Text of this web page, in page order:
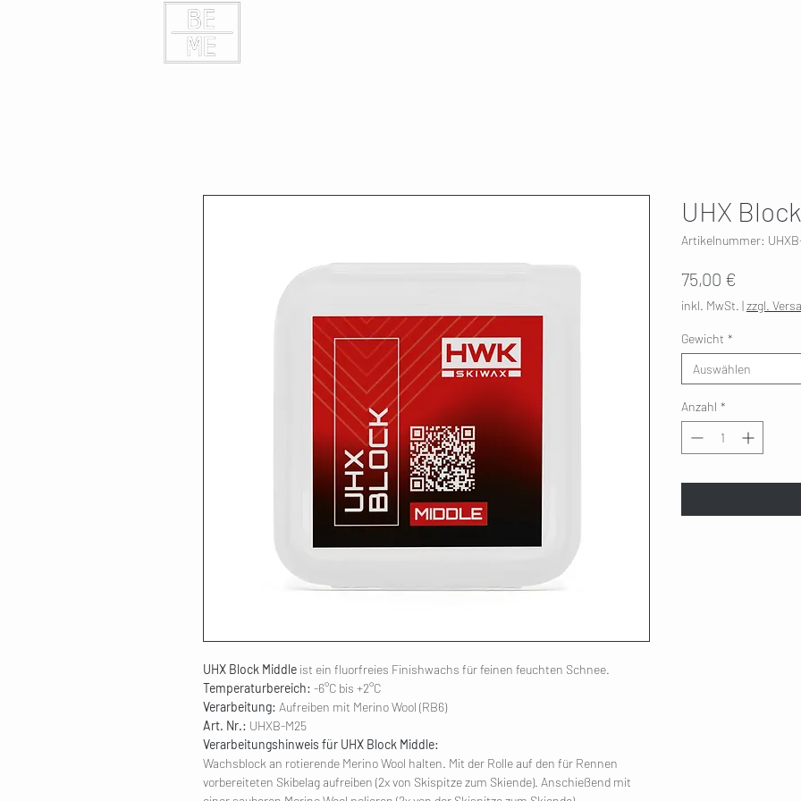
UHX Block Middle ist ein fluorfreies Finishwachs für feinen feuchten Schnee.
Temperaturbereich: -6°C bis +2°C
Verarbeitung: Aufreiben mit Merino Wool (RB6)
Art. Nr.: UHXB-M25
Verarbeitungshinweis für UHX Block Middle:
Wachsblock an rotierende Merino Wool halten. Mit der Rolle auf den für Rennen
vorbereiteten Skibelag aufreiben (2x von Skispitze zum Skiende). Anschießend mit
UHX
Artikelnummer:
75,00 €
inkl. MwSt. |zzgl.
Gewicht *
Auswählen
Anzahl *